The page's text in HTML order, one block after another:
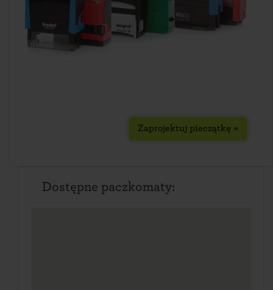
Zaprojektuj pieczątkę »
Dostępne paczkomaty: